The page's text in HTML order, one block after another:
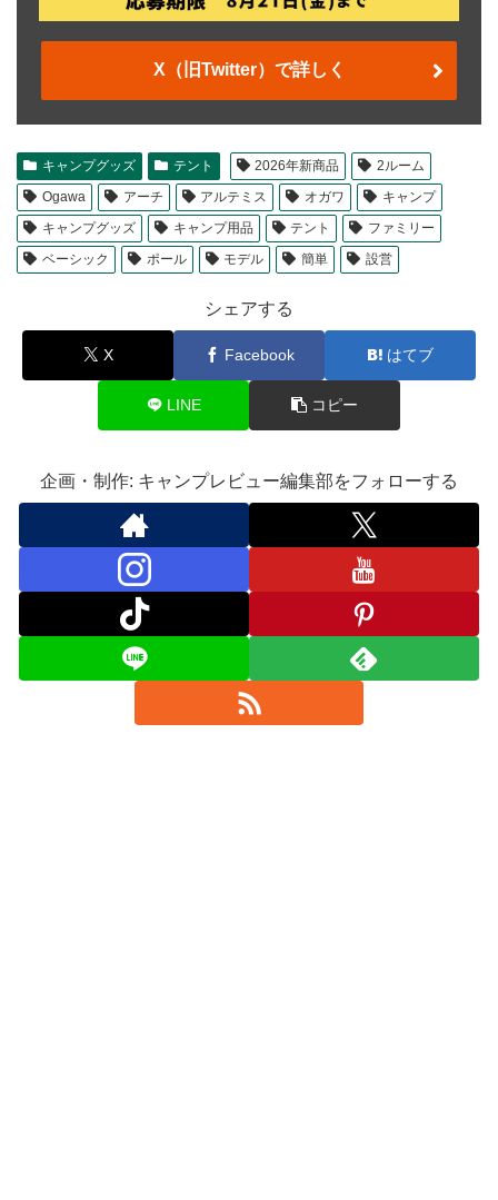
X（旧Twitter）で詳しく
キャンプグッズ テント 2026年新商品
2ルーム
Ogawa
アーチ アルテミス オガワ
キャンプ
キャンプグッズ
キャンプ用品 テント
ファミリー
ベーシック
ポール モデル 簡単 設営
シェアする
X Facebook はてブ
LINE コピー
企画・制作: キャンプレビュー編集部をフォローする